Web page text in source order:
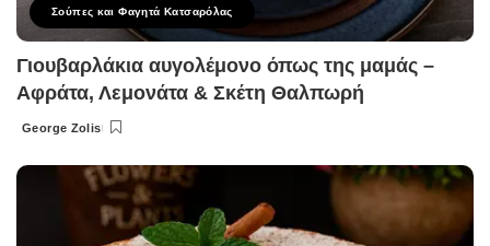
Σούπες και Φαγητά Κατσαρόλας
Γιουβαρλάκια αυγολέμονο όπως της μαμάς –
Αφράτα, Λεμονάτα & Σκέτη Θαλπωρή
Posted
George Zolis